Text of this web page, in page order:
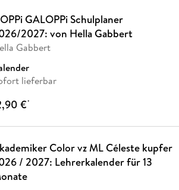
GALOPPi Schulplaner
2027: von Hella Gabbert
Gabbert
lieferbar
€*
Color vz ML Céleste kupfer
/ 2027: Lehrerkalender für 13